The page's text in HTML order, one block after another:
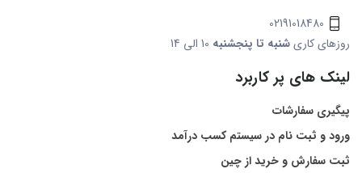
02191018480
روزهای کاریشنبه تا پنجشنبه
لینک های پر کاربرد
پیگیری سفارشات
ورود و ثبت نام در سیستم کسب درآمد
ثبت سفارش و خرید از چین